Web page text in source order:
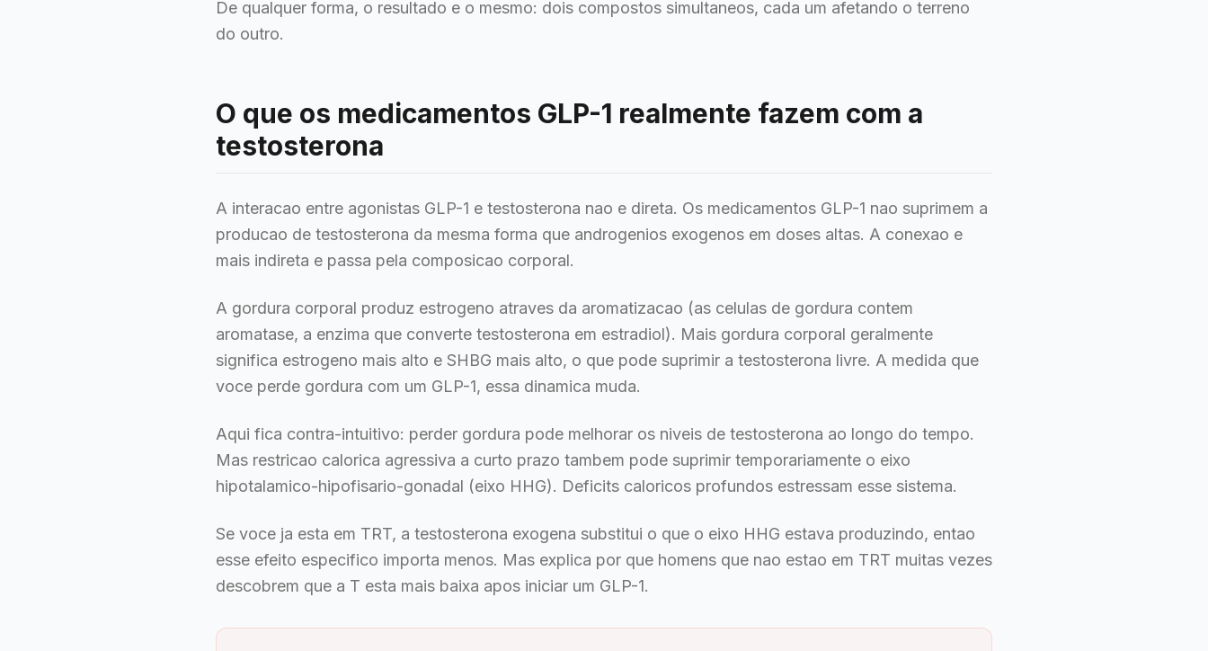
De qualquer forma, o resultado e o mesmo: dois compostos simultaneos, cada um afetando o terreno
do outro.
O que os medicamentos GLP-1 realmente fazem com a
testosterona
A interacao entre agonistas GLP-1 e testosterona nao e direta. Os medicamentos GLP-1 nao suprimem a
producao de testosterona da mesma forma que androgenios exogenos em doses altas. A conexao e
mais indireta e passa pela composicao corporal.
A gordura corporal produz estrogeno atraves da aromatizacao (as celulas de gordura contem
aromatase, a enzima que converte testosterona em estradiol). Mais gordura corporal geralmente
significa estrogeno mais alto e SHBG mais alto, o que pode suprimir a testosterona livre. A medida que
voce perde gordura com um GLP-1, essa dinamica muda.
Aqui fica contra-intuitivo: perder gordura pode melhorar os niveis de testosterona ao longo do tempo.
Mas restricao calorica agressiva a curto prazo tambem pode suprimir temporariamente o eixo
hipotalamico-hipofisario-gonadal (eixo HHG). Deficits caloricos profundos estressam esse sistema.
Se voce ja esta em TRT, a testosterona exogena substitui o que o eixo HHG estava produzindo, entao
esse efeito especifico importa menos. Mas explica por que homens que nao estao em TRT muitas vezes
descobrem que a T esta mais baixa apos iniciar um GLP-1.